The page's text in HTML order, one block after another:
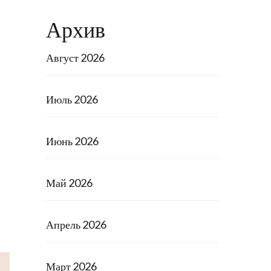
Архив
Август 2026
Июль 2026
Июнь 2026
Май 2026
Апрель 2026
Март 2026